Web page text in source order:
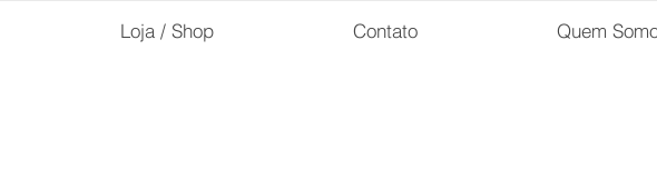
Loja / Shop Contato Quem